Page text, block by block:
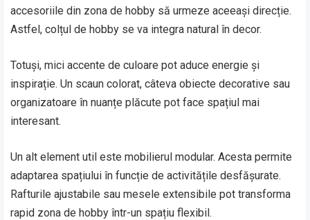
accesoriile din zona de hobby să urmeze aceeași direcție.
Astfel, colțul de hobby se va integra natural în decor.
Totuși, mici accente de culoare pot aduce energie și
inspirație. Un scaun colorat, câteva obiecte decorative sau
organizatoare în nuanțe plăcute pot face spațiul mai
interesant.
Un alt element util este mobilierul modular. Acesta permite
adaptarea spațiului în funcție de activitățile desfășurate.
Rafturile ajustabile sau mesele extensibile pot transforma
rapid zona de hobby într-un spațiu flexibil.